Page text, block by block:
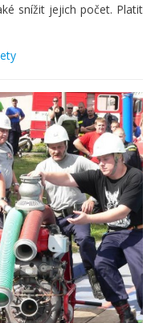
snížit jejich počet. Platit